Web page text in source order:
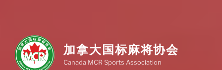
加拿大国标麻将协会
Canada MCR Sports Association